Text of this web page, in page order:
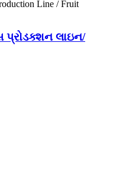
પ્રોડક્શન લાઇન/